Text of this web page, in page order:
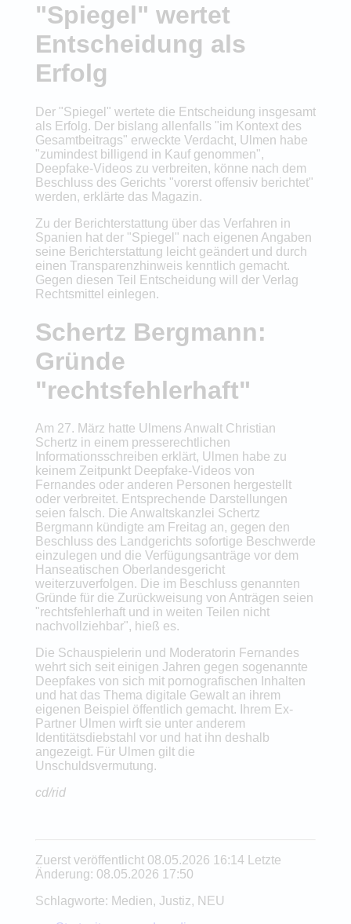
"Spiegel" wertet
Entscheidung als
Erfolg
Der "Spiegel" wertete die Entscheidung insgesamt
als Erfolg. Der bislang allenfalls "im Kontext des
Gesamtbeitrags" erweckte Verdacht, Ulmen habe
"zumindest billigend in Kauf genommen",
Deepfake-Videos zu verbreiten, könne nach dem
Beschluss des Gerichts "vorerst offensiv berichtet"
werden, erklärte das Magazin.
Zu der Berichterstattung über das Verfahren in
Spanien hat der "Spiegel" nach eigenen Angaben
seine Berichterstattung leicht geändert und durch
einen Transparenzhinweis kenntlich gemacht.
Gegen diesen Teil Entscheidung will der Verlag
Rechtsmittel einlegen.
Schertz Bergmann:
Gründe
"rechtsfehlerhaft"
Am 27. März hatte Ulmens Anwalt Christian
Schertz in einem presserechtlichen
Informationsschreiben erklärt, Ulmen habe zu
keinem Zeitpunkt Deepfake-Videos von
Fernandes oder anderen Personen hergestellt
oder verbreitet. Entsprechende Darstellungen
seien falsch. Die Anwaltskanzlei Schertz
Bergmann kündigte am Freitag an, gegen den
Beschluss des Landgerichts sofortige Beschwerde
einzulegen und die Verfügungsanträge vor dem
Hanseatischen Oberlandesgericht
weiterzuverfolgen. Die im Beschluss genannten
Gründe für die Zurückweisung von Anträgen seien
"rechtsfehlerhaft und in weiten Teilen nicht
nachvollziehbar", hieß es.
Die Schauspielerin und Moderatorin Fernandes
wehrt sich seit einigen Jahren gegen sogenannte
Deepfakes von sich mit pornografischen Inhalten
und hat das Thema digitale Gewalt an ihrem
eigenen Beispiel öffentlich gemacht. Ihrem Ex-
Partner Ulmen wirft sie unter anderem
Identitätsdiebstahl vor und hat ihn deshalb
angezeigt. Für Ulmen gilt die
Unschuldsvermutung.
cd/rid
Zuerst veröffentlicht 08.05.2026 16:14 Letzte
Änderung: 08.05.2026 17:50
Schlagworte: Medien, Justiz, NEU